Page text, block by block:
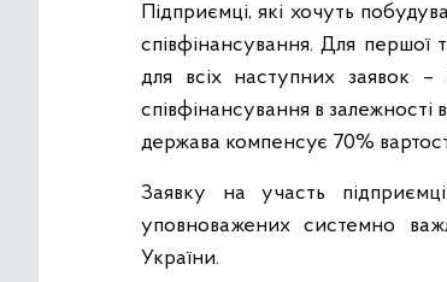
Підприємці, які хочуть
співфінансування. Для першої
для всіх наступних заявок
співфінансування в залежності
держава компенсує 70%
Заявку на участь
уповноважених системно
України.